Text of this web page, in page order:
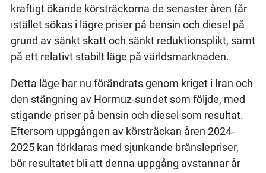
kraftigt ökande körsträckorna de senaster åren får
istället sökas i lägre priser på bensin och diesel på
grund av sänkt skatt och sänkt reduktionsplikt, samt
på ett relativt stabilt läge på världsmarknaden.
Detta läge har nu förändrats genom kriget i Iran och
den stängning av Hormuz-sundet som följde, med
stigande priser på bensin och diesel som resultat.
Eftersom uppgången av körsträckan åren 2024-
2025 kan förklaras med sjunkande bränslepriser,
bör resultatet bli att denna uppgång avstannar år